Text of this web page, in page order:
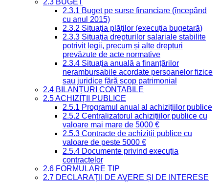
2.3 BUGET
2.3.1 Buget pe surse financiare (începând
cu anul 2015)
2.3.2 Situația plăților (execuția bugetară)
2.3.3 Situația drepturilor salariale stabilite
potrivit legii, precum și alte drepturi
prevăzute de acte normative
2.3.4 Situația anuală a finanțărilor
nerambursabile acordate persoanelor fizice
sau juridice fără scop patrimonial
2.4 BILANȚURI CONTABILE
2.5 ACHIZIȚII PUBLICE
2.5.1 Programul anual al achizițiilor publice
2.5.2 Centralizatorul achizițiilor publice cu
valoare mai mare de 5000 €
2.5.3 Contracte de achiziții publice cu
valoare de peste 5000 €
2.5.4 Documente privind execuția
contractelor
2.6 FORMULARE TIP
2.7 DECLARAȚII DE AVERE ȘI DE INTERESE